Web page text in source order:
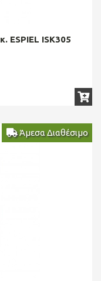
ESPIEL ISK305
Άμεσα Διαθέσιμο